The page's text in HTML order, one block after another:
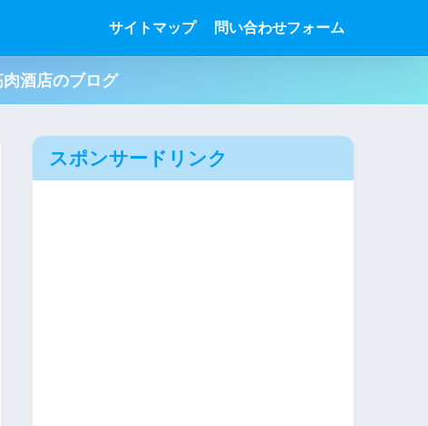
サイトマップ 問い合わせフォーム
酒店のブログ
スポンサードリンク